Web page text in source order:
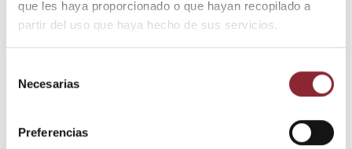
que les haya proporcionado o que hayan recopilado a
partir del uso que haya hecho de sus servicios.
Necesarias
Preferencias